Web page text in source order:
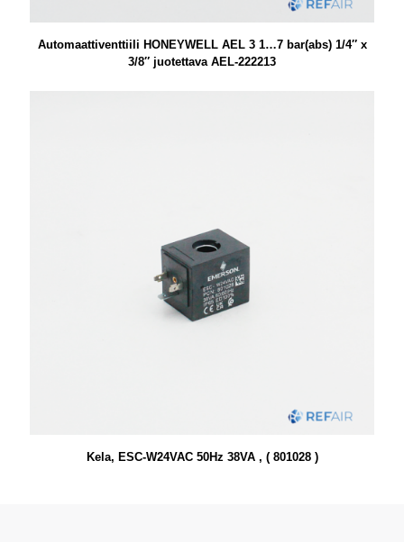
Automaattiventtiili HONEYWELL AEL 3 1…7 bar(abs) 1/4″ x
3/8″ juotettava AEL-222213
Kela, ESC-W24VAC 50Hz 38VA , ( 801028 )